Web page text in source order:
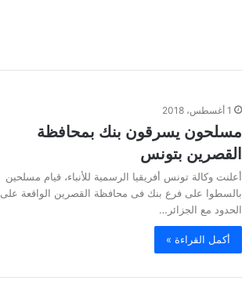
1 أغسطس، 2018
مسلحون يسرقون بنك بمحافظة
القصرين بتونس
أعلنت وكالة تونس أفريقيا الرسمية للأنباء، قيام مسلحين
بالسطوا على فرع بنك فى محافظة القصرين الواقعة على
الحدود مع الجزائر…
أكمل القراءة »